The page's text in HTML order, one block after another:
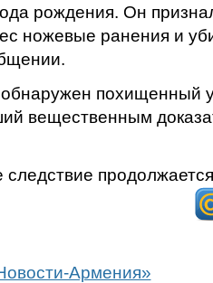
рождения. Он
ножевые ранения и
похищенный
вещественным
следствие
Армения»